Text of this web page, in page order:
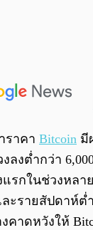
ราคา Bitcoin มี
ลงต่ำกว่า
รกในช่วงหลา
ะรายสัปดาห์ต่
คาดหวังให้